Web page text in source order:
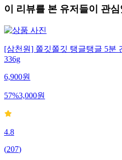
이 리뷰를 본 유저들이 관
[삼천원] 쫄깃쫄깃 탱글탱글 5분
336g
6,900원
57%3,000원
4.8
(207)